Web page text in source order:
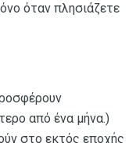
όταν πλησιάζετε
από ένα μήνα.)
στο εκτός εποχής